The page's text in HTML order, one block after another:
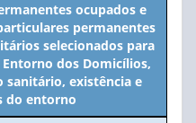
ocupados e
permanentes
selecionados para
dos Domicílios,
existência e
do entorno